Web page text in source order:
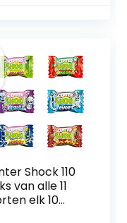
Shock 110
van alle 11
elk 10